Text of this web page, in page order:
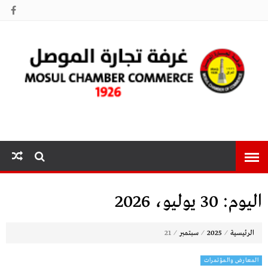
الموصل
اليوم: 30 يوليو، 2026
الرئيسية ⁄
2025
⁄ سبتمبر ⁄
21
المعارض والمؤتمرات